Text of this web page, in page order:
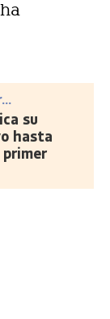
su
hasta